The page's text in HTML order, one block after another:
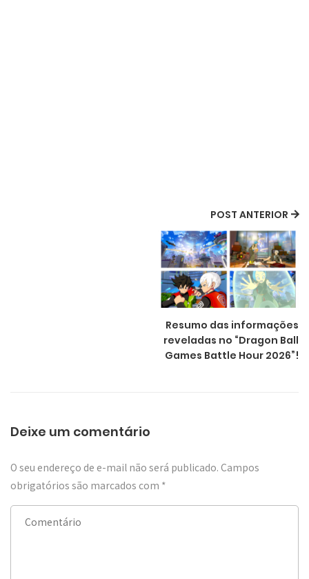
POST ANTERIOR
Resumo das informações
reveladas no “Dragon Ball
Games Battle Hour 2026”!
Deixe um comentário
O seu endereço de e-mail não será publicado. Campos
obrigatórios são marcados com *